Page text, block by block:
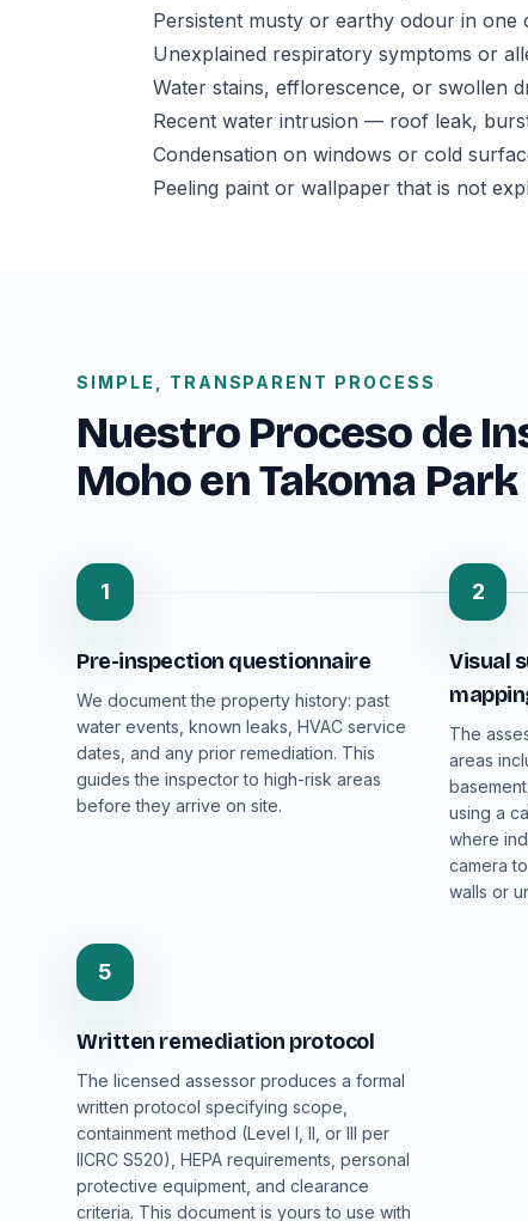
Persistent musty or earthy odour in one
Unexplained respiratory symptoms or
Water stains, efflorescence, or swollen
Recent water intrusion — roof leak,
Condensation on windows or cold
Peeling paint or wallpaper that is not
SIMPLE, TRANSPARENT PROCESS
Nuestro Proceso de
Moho en Takoma Park
1
Pre-inspection questionnaire
We document the property history: past
water events, known leaks, HVAC service
dates, and any prior remediation. This
guides the inspector to high-risk areas
before they arrive on site.
2
Visual
The
areas
using a
where
camera
walls or
5
Written remediation protocol
The licensed assessor produces a formal
written protocol specifying scope,
containment method (Level I, II, or III per
IICRC S520), HEPA requirements, personal
protective equipment, and clearance
criteria. This document is yours to use with